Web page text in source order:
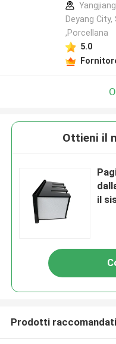
Deyang
,Porcellana
5.0
Ottieni il
il
Prodotti raccomandati